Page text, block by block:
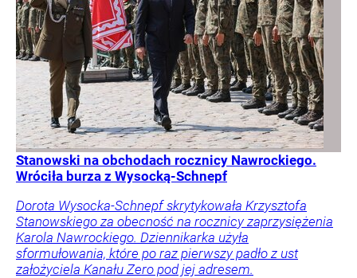
Stanowski na obchodach rocznicy Nawrockiego.
Wróciła burza z Wysocką-Schnepf
Dorota Wysocka-Schnepf skrytykowała Krzysztofa
Stanowskiego za obecność na rocznicy zaprzysiężenia
Karola Nawrockiego. Dziennikarka użyła
sformułowania, które po raz pierwszy padło z ust
założyciela Kanału Zero pod jej adresem.